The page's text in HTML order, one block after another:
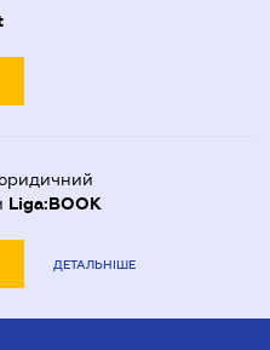
Liga:BOOK
ДЕТАЛЬНІШЕ